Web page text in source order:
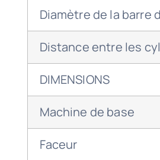
Diamètre de la barre
Distance entre les
DIMENSIONS
Machine de base
Faceur